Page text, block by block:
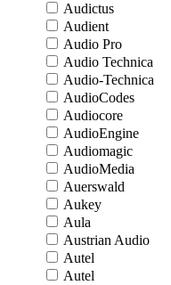
Audictus
Audient
Audio Pro
Audio Technica
Audio-Technica
AudioCodes
Audiocore
AudioEngine
Audiomagic
AudioMedia
Auerswald
Aukey
Aula
Austrian Audio
Autel
Autel